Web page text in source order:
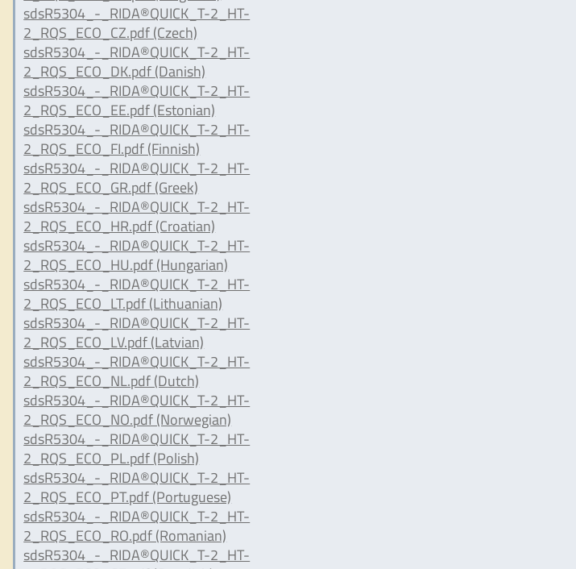
sdsR5304_-_RIDA®QUICK_T-2_HT-
2_RQS_ECO_CZ.pdf (Czech)
sdsR5304_-_RIDA®QUICK_T-2_HT-
2_RQS_ECO_DK.pdf (Danish)
sdsR5304_-_RIDA®QUICK_T-2_HT-
2_RQS_ECO_EE.pdf (Estonian)
sdsR5304_-_RIDA®QUICK_T-2_HT-
2_RQS_ECO_FI.pdf (Finnish)
sdsR5304_-_RIDA®QUICK_T-2_HT-
2_RQS_ECO_GR.pdf (Greek)
sdsR5304_-_RIDA®QUICK_T-2_HT-
2_RQS_ECO_HR.pdf (Croatian)
sdsR5304_-_RIDA®QUICK_T-2_HT-
2_RQS_ECO_HU.pdf (Hungarian)
sdsR5304_-_RIDA®QUICK_T-2_HT-
2_RQS_ECO_LT.pdf (Lithuanian)
sdsR5304_-_RIDA®QUICK_T-2_HT-
2_RQS_ECO_LV.pdf (Latvian)
sdsR5304_-_RIDA®QUICK_T-2_HT-
2_RQS_ECO_NL.pdf (Dutch)
sdsR5304_-_RIDA®QUICK_T-2_HT-
2_RQS_ECO_NO.pdf (Norwegian)
sdsR5304_-_RIDA®QUICK_T-2_HT-
2_RQS_ECO_PL.pdf (Polish)
sdsR5304_-_RIDA®QUICK_T-2_HT-
2_RQS_ECO_PT.pdf (Portuguese)
sdsR5304_-_RIDA®QUICK_T-2_HT-
2_RQS_ECO_RO.pdf (Romanian)
sdsR5304_-_RIDA®QUICK_T-2_HT-